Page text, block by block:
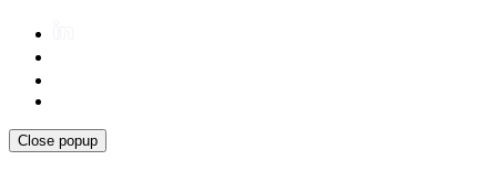
Close popup